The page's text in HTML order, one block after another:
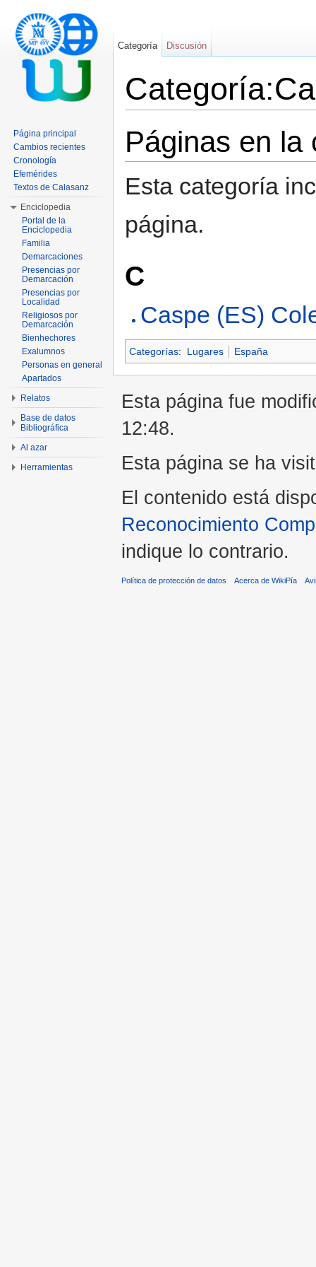
Páginas en la
Esta categoría
página.
C
Caspe (ES)
Categorías: Lugares España
Categoría Discusión
Página principal
Cambios recientes
Cronología
Efemérides
Textos de Calasanz
Enciclopedia
Portal de la
Enciclopedia
Familia
Demarcaciones
Presencias por
Demarcación
Presencias por
Localidad
Religiosos por
Demarcación
Bienhechores
Exalumnos
Personas en general
Apartados
Relatos
Base de datos
Bibliográfica
Al azar
Herramientas
Esta página fue
12:48.
Esta página se ha
El contenido está
Reconocimiento
indique lo contrario.
Política de protección de datos Acerca de WikiPía